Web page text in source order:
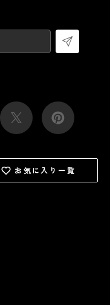
お気に入り一覧